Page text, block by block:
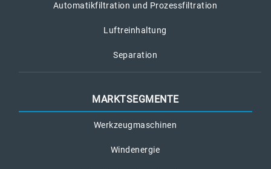
Automatikfiltration und Prozessfiltration
Luftreinhaltung
Separation
MARKTSEGMENTE
Werkzeugmaschinen
Windenergie